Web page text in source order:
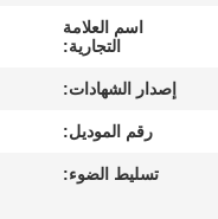
اطلب
اقتباس
خريطة
الموقع
اسم العلامة
التجارية:
إصدار الشهادات:
رقم الموديل:
تسليط الضوء: